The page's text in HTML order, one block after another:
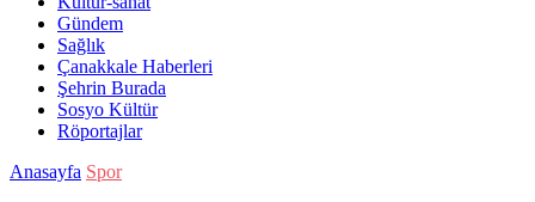
Gündem
Sağlık
Çanakkale Haberleri
Şehrin Burada
Sosyo Kültür
Röportajlar
Anasayfa Spor